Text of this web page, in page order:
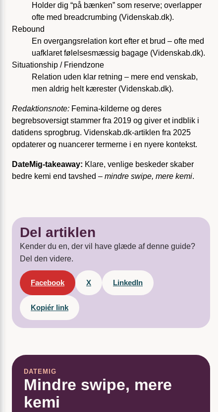
Holder dig “på bænken” som reserve; overlapper
ofte med breadcrumbing (Videnskab.dk).
Rebound
En overgangsrelation kort efter et brud – ofte med
uafklaret følelsesmæssig bagage (Videnskab.dk).
Situationship / Friendzone
Relation uden klar retning – mere end venskab,
men aldrig helt kærester (Videnskab.dk).
Redaktionsnote: Femina-kilderne og deres
begrebsoversigt stammer fra 2019 og giver et indblik i
datidens sprogbrug. Videnskab.dk-artiklen fra 2025
opdaterer og nuancerer termerne i en nyere kontekst.
DateMig-takeaway: Klare, venlige beskeder skaber
bedre kemi end tavshed – mindre swipe, mere kemi.
Del artiklen
Kender du en, der vil have glæde af denne guide?
Del den videre.
Facebook X LinkedIn
Kopiér link
DATEMIG
Mindre swipe, mere
kemi